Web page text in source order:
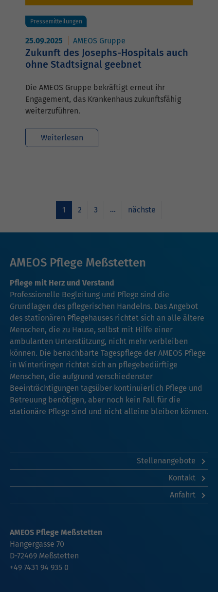
Pressemitteilungen
25.09.2025 AMEOS Gruppe
Zukunft des Josephs-Hospitals auch
ohne Stadtsignal geebnet
Die AMEOS Gruppe bekräftigt erneut ihr
Engagement, das Krankenhaus zukunftsfähig
weiterzuführen.
Weiterlesen
1 2 3 … nächste
AMEOS Pflege Meßstetten
Pflege mit Herz und Verstand
Professionelle Begleitung und Pflege sind die
Grundlagen des pflegerischen Handelns. Das Angebot
des stationären Pflegehauses richtet sich an alle ältere
Menschen, die zu Hause, selbst mit Hilfe einer
ambulanten Unterstützung, nicht mehr verbleiben
können. Die benachbarte Tagespflege der AMEOS Pflege
in Winterlingen richtet sich an pflegebedürftige
Menschen, die aufgrund verschiedenster
Beeinträchtigungen tagsüber kontinuierlich Pflege und
Betreuung benötigen, aber noch kein Fall für die
stationäre Pflege sind und nicht alleine bleiben können.
Stellenangebote
Kontakt
Anfahrt
AMEOS Pflege Meßstetten
Hangergasse 70
D-72469 Meßstetten
+49 7431 94 935 0